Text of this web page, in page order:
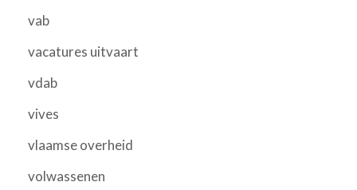
vab
vacatures uitvaart
vdab
vives
vlaamse overheid
volwassenen